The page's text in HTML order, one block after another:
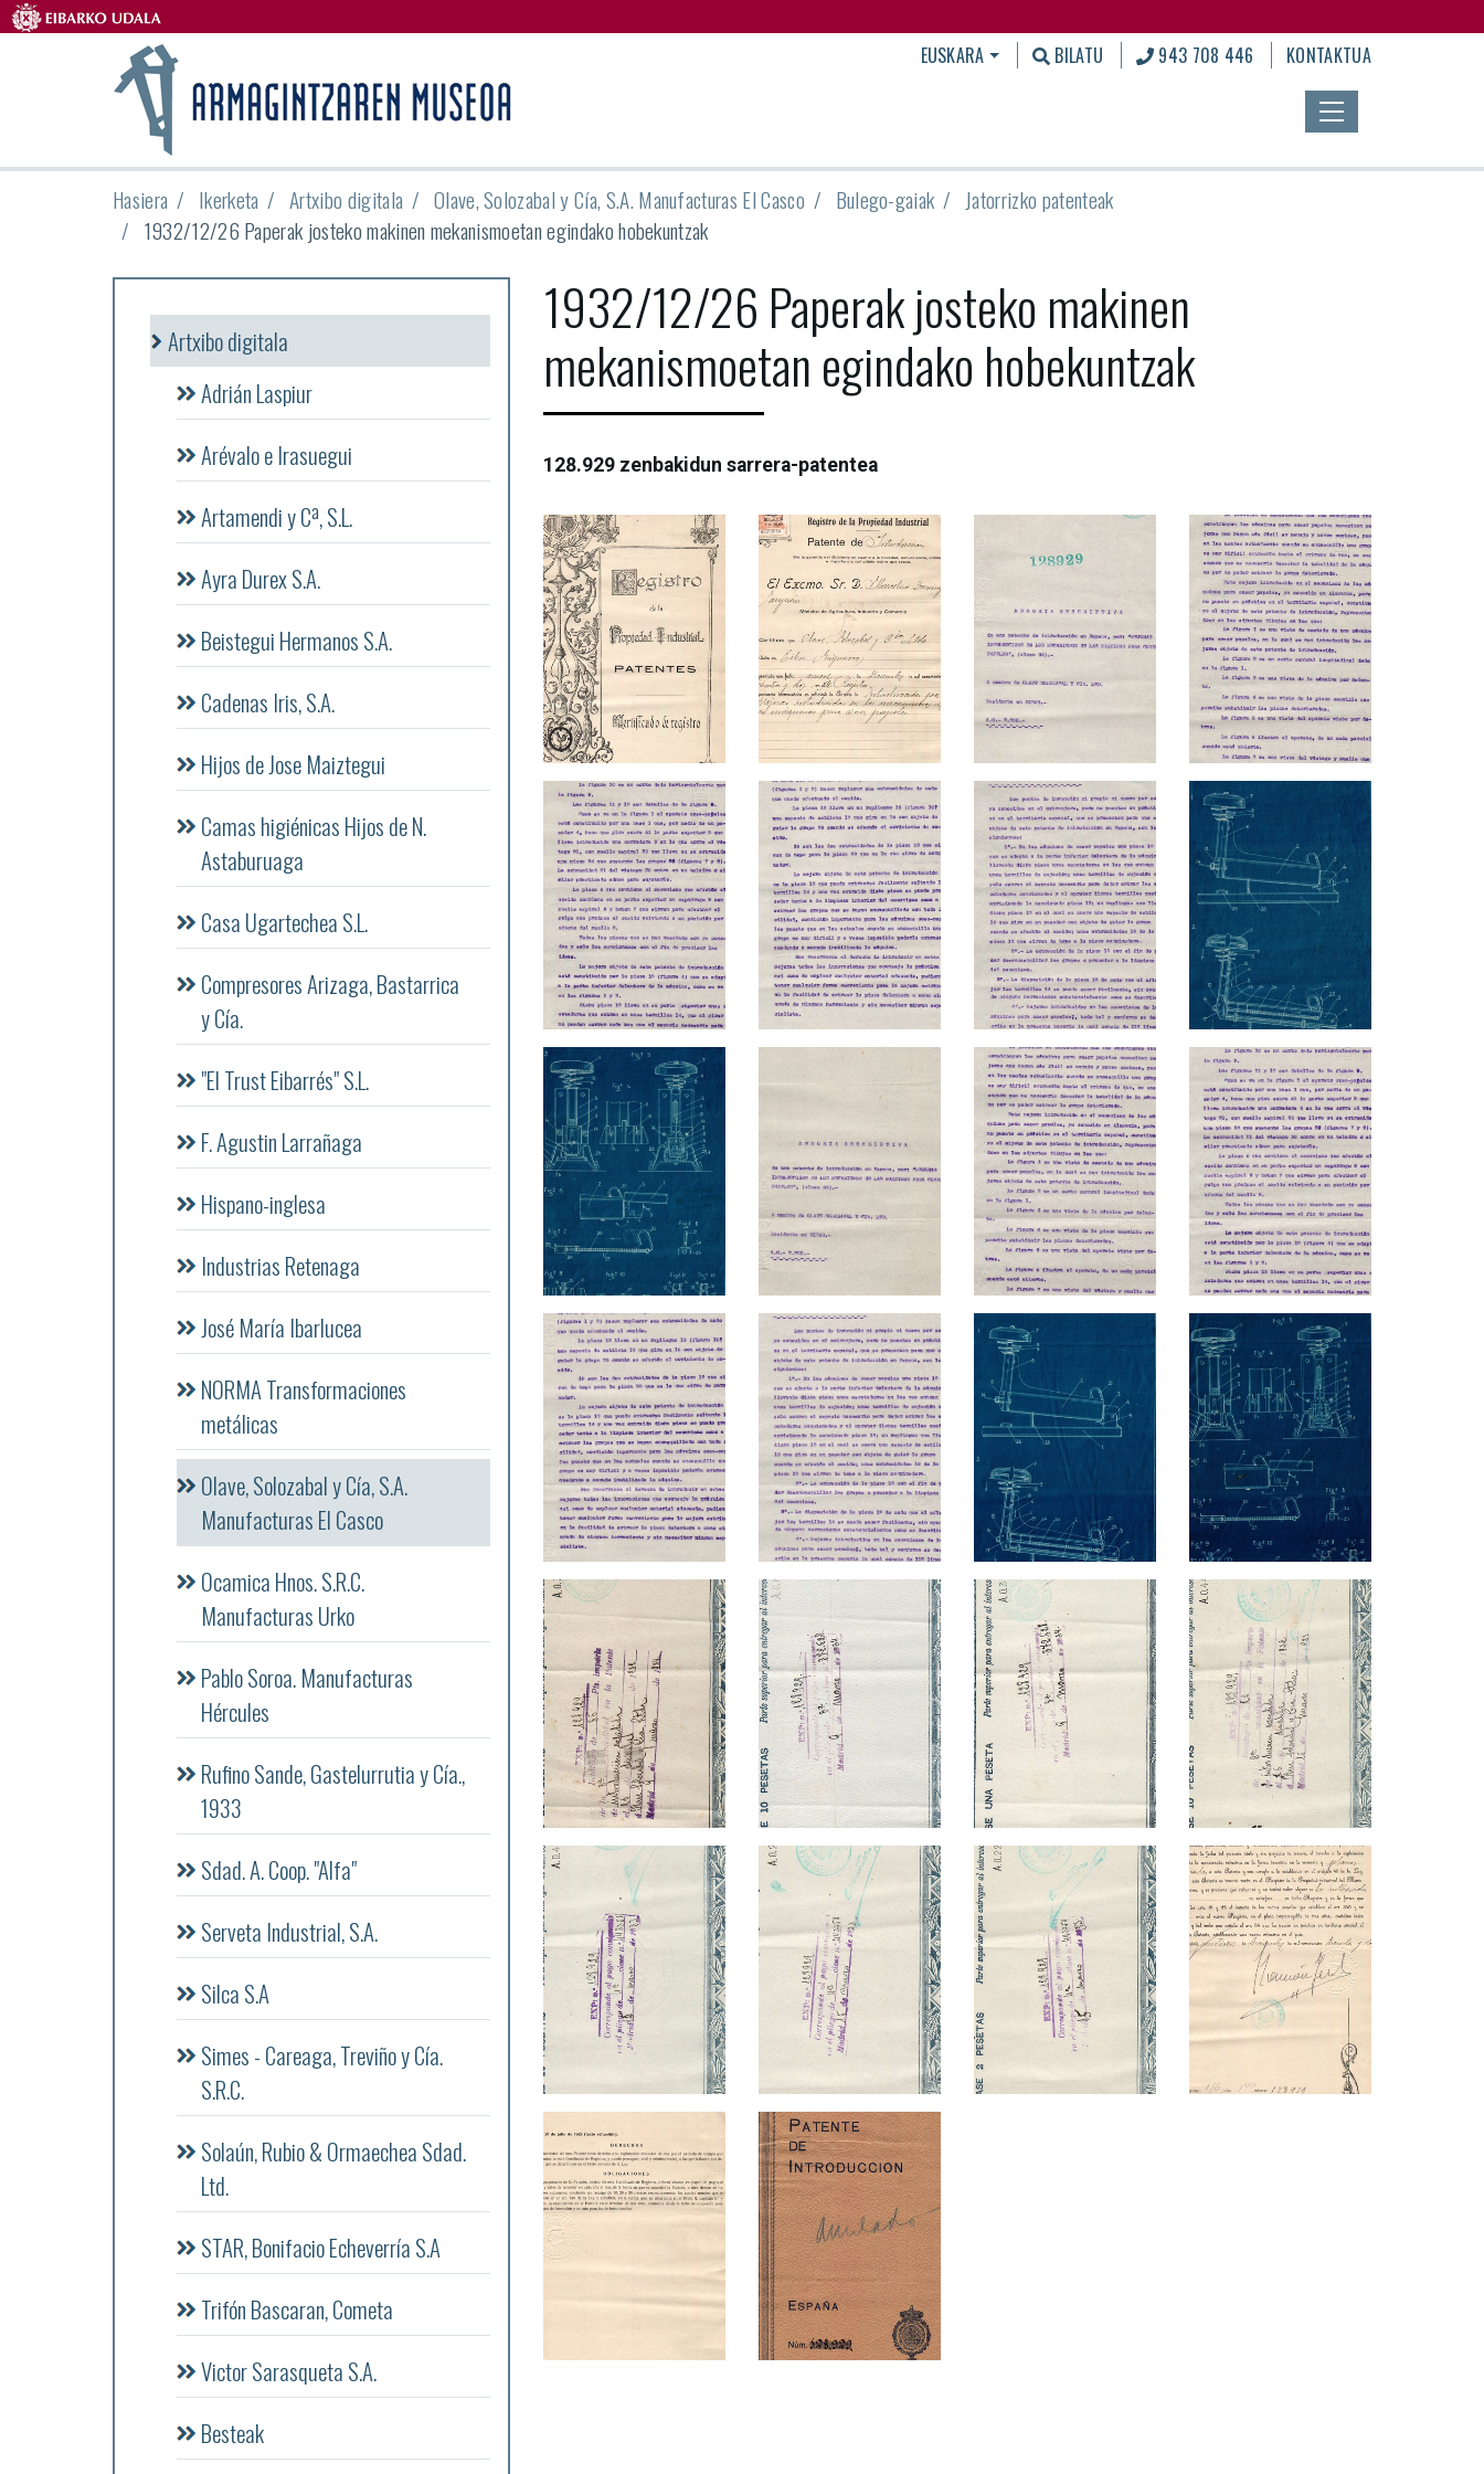
EUSKARA BILATU 943 708 446 KONTAKTUA
Hasiera Ikerketa Artxibo digitala Olave, Solozabal y Cía, S.A. Manufacturas El Casco Bulego-gaiak
Jatorrizko patenteak
1932/12/26 Paperak josteko makinen mekanismoetan egindako hobekuntzak
1932/12/26 Paperak josteko makinen
mekanismoetan egindako hobekuntzak
128.929 zenbakidun sarrera-patentea
Artxibo digitala
Adrián Laspiur
Arévalo e Irasuegui
Artamendi y Cª, S.L.
Ayra Durex S.A.
Beistegui Hermanos S.A.
Cadenas Iris, S.A.
Hijos de Jose Maiztegui
Camas higiénicas Hijos de N.
Astaburuaga
Casa Ugartechea S.L.
Compresores Arizaga, Bastarrica
y Cía.
"El Trust Eibarrés" S.L.
F. Agustin Larrañaga
Hispano-inglesa
Industrias Retenaga
José María Ibarlucea
NORMA Transformaciones
metálicas
Olave, Solozabal y Cía, S.A.
Manufacturas El Casco
Ocamica Hnos. S.R.C.
Manufacturas Urko
Pablo Soroa. Manufacturas
Hércules
Rufino Sande, Gastelurrutia y Cía.,
1933
Sdad. A. Coop. "Alfa"
Serveta Industrial, S.A.
Silca S.A
Simes - Careaga, Treviño y Cía.
S.R.C.
Solaún, Rubio & Ormaechea Sdad.
Ltd.
STAR, Bonifacio Echeverría S.A
Trifón Bascaran, Cometa
Victor Sarasqueta S.A.
Besteak